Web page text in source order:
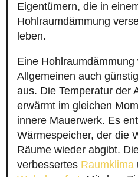
Eigentümern, die in
Hohlraumdämmung
leben.
Eine Hohlraumdämmung
Allgemeinen auch
aus. Die Temperatur der
erwärmt im gleichen
innere Mauerwerk. Es
Wärmespeicher, der die
Räume wieder abgibt.
verbessertes Raumklima